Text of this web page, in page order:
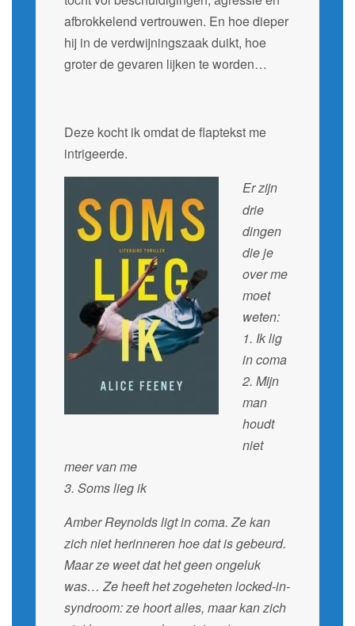
afbrokkelend vertrouwen. En hoe dieper
hij in de verdwijningszaak duikt, hoe
groter de gevaren lijken te worden…
Deze kocht ik omdat de flaptekst me
intrigeerde.
Er zijn
drie
dingen
die je
over me
moet
weten:
1. Ik lig
in coma
2. Mijn
man
houdt
niet
meer van me
3. Soms lieg ik
Amber Reynolds ligt in coma. Ze kan
zich niet herinneren hoe dat is gebeurd.
Maar ze weet dat het geen ongeluk
was… Ze heeft het zogeheten locked-in-
syndroom: ze hoort alles, maar kan zich